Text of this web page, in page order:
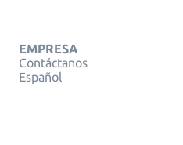
EMPRESA
Contáctanos
Español